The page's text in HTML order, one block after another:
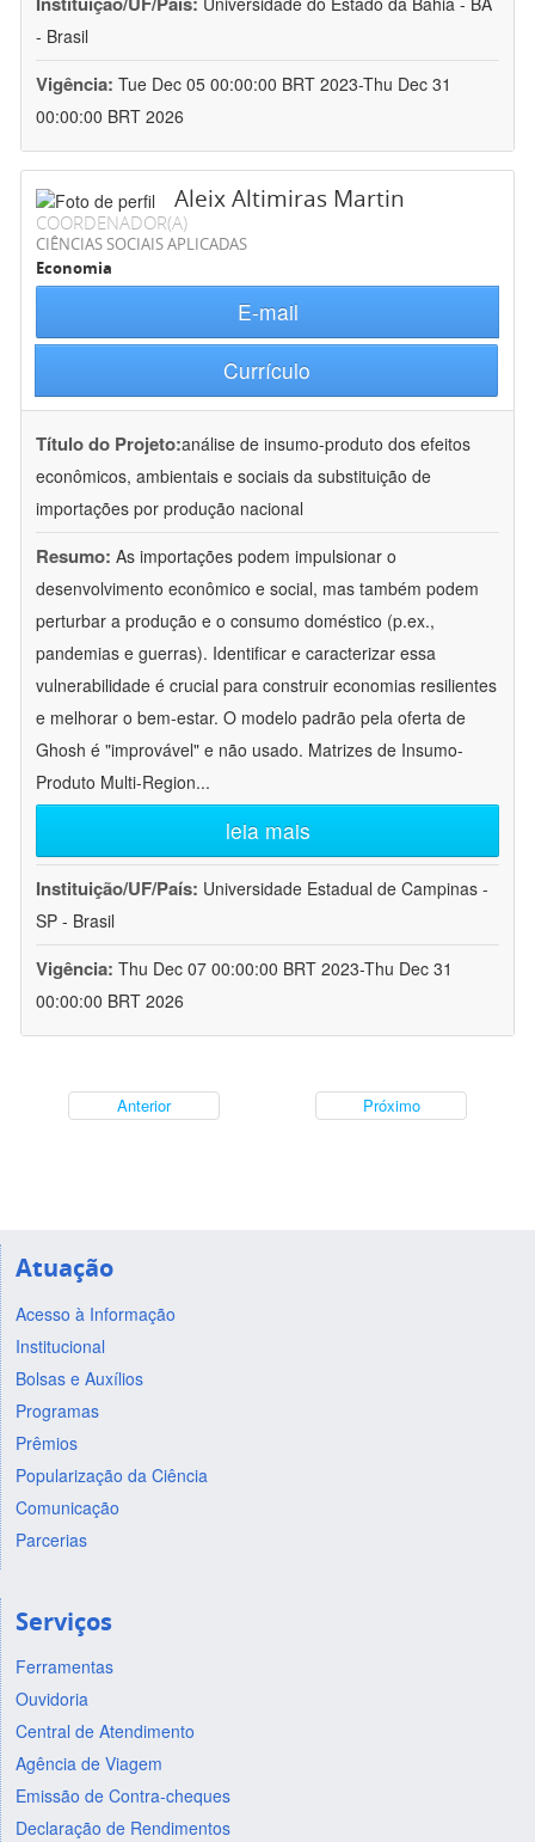
- Brasil
Vigência: Tue Dec 05 00:00:00 BRT 2023-Thu Dec 31
00:00:00 BRT 2026
Aleix Altimiras Martin
COORDENADOR(A)
CIÊNCIAS SOCIAIS APLICADAS
Economia
E-mail
Currículo
Título do Projeto:análise de insumo-produto dos efeitos
econômicos, ambientais e sociais da substituição de
importações por produção nacional
Resumo: As importações podem impulsionar o
desenvolvimento econômico e social, mas também podem
perturbar a produção e o consumo doméstico (p.ex.,
pandemias e guerras). Identificar e caracterizar essa
vulnerabilidade é crucial para construir economias resilientes
e melhorar o bem-estar. O modelo padrão pela oferta de
Ghosh é "improvável" e não usado. Matrizes de Insumo-
Produto Multi-Region...
leia mais
Instituição/UF/País: Universidade Estadual de Campinas -
SP - Brasil
Vigência: Thu Dec 07 00:00:00 BRT 2023-Thu Dec 31
00:00:00 BRT 2026
Anterior Próximo
Atuação
Acesso à Informação
Institucional
Bolsas e Auxílios
Programas
Prêmios
Popularização da Ciência
Comunicação
Parcerias
Serviços
Ferramentas
Ouvidoria
Central de Atendimento
Agência de Viagem
Emissão de Contra-cheques
Declaração de Rendimentos